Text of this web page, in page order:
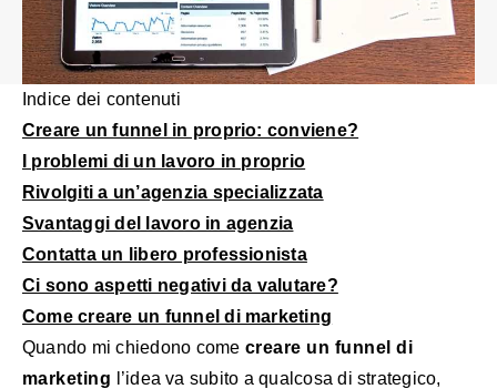
Indice dei contenuti
Creare un funnel in proprio: conviene?
I problemi di un lavoro in proprio
Rivolgiti a un’agenzia specializzata
Svantaggi del lavoro in agenzia
Contatta un libero professionista
Ci sono aspetti negativi da valutare?
Come creare un funnel di marketing
Quando mi chiedono come creare un funnel di
marketing l’idea va subito a qualcosa di strategico,